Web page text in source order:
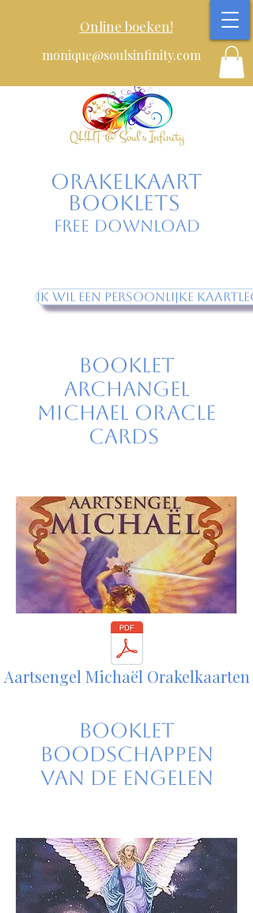
Online boeken!
monique@soulsinfinity.com
Orakelkaart
booklets
Free Download
Ik wil een persoonlijke
Booklet
Archangel
Michael Oracle
Cards
Aartsengel Michaël Orakelkaarten
Booklet
Boodschappen
van de Engelen